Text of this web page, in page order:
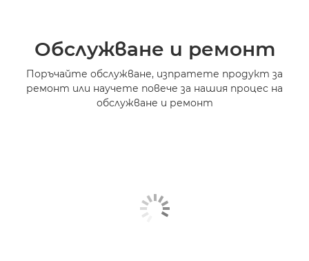
Обслужване и ремонт
Поръчайте обслужване, изпратете продукт за
ремонт или научете повече за нашия процес на
обслужване и ремонт